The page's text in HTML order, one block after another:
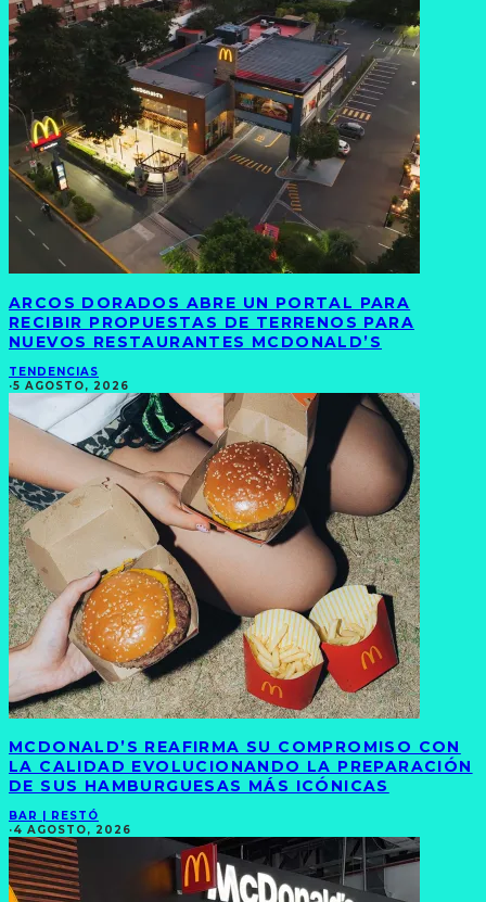
ARCOS DORADOS ABRE UN PORTAL PARA
RECIBIR PROPUESTAS DE TERRENOS PARA
NUEVOS RESTAURANTES MCDONALD’S
TENDENCIAS
·5 AGOSTO, 2026
MCDONALD’S REAFIRMA SU COMPROMISO CON
LA CALIDAD EVOLUCIONANDO LA PREPARACIÓN
DE SUS HAMBURGUESAS MÁS ICÓNICAS
BAR | RESTÓ
·4 AGOSTO, 2026